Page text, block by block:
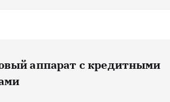
аппарат с кредитными